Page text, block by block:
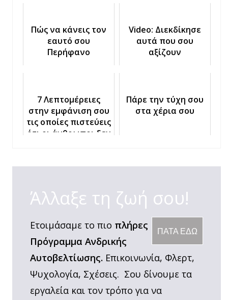
Πώς να κάνεις τον
εαυτό σου
Περήφανο
Video: Διεκδίκησε
αυτά που σου
αξίζουν
7 Λεπτομέρειες
στην εμφάνιση σου
τις οποίες πιστεύεις
ότι οι άνθρωποι δεν
Πάρε την τύχη σου
στα χέρια σου
Άλλαξε τη ζωή σου!
ΠΑΤΑ ΕΔΩ
Ετοιμάσαμε το πιο πλήρες
Πρόγραμμα Ανδρικής
Αυτοβελτίωσης. Επικοινωνία, Φλερτ,
Ψυχολογία, Σχέσεις. Σου δίνουμε τα
εργαλεία και τον τρόπο για να